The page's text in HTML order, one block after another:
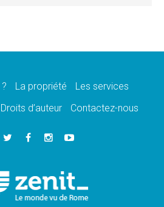
des «dix jours de prière pour la
des JMJ 2027 à Séoul: «c'est
et confucéens: respect et sagesse
les «défis urgents»
La propriété
Les services
Droits d’auteur Contactez-nous